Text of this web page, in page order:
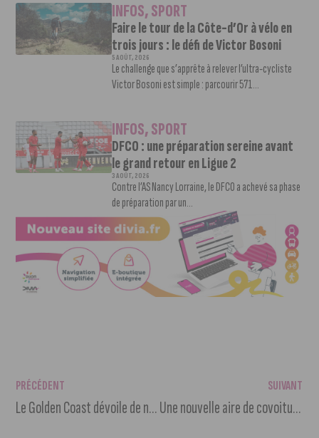
INFOS,SPORT
Faire le tour de la Côte-d’Or à vélo en
trois jours : le défi de Victor Bosoni
5 AOÛT, 2026
Le challenge que s’apprête à relever l’ultra-cycliste
Victor Bosoni est simple : parcourir 571...
INFOS,SPORT
DFCO : une préparation sereine avant
le grand retour en Ligue 2
3 AOÛT, 2026
Contre l’AS Nancy Lorraine, le DFCO a achevé sa phase
de préparation par un...
PRÉCÉDENT
Le Golden Coast dévoile de nouveaux artistes
SUIVANT
Une nouvelle aire de covoiturage pour faciliter les mobilités autour de Dijon